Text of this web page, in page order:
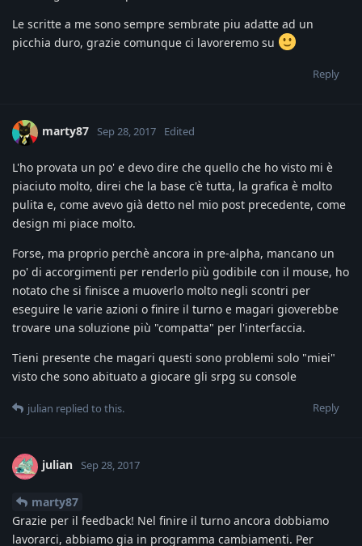
Le scritte a me sono sempre sembrate piu adatte ad un
picchia duro, grazie comunque ci lavoreremo su
Reply
marty87 Sep 28, 2017 Edited
L'ho provata un po' e devo dire che quello che ho visto mi è
piaciuto molto, direi che la base c'è tutta, la grafica è molto
pulita e, come avevo già detto nel mio post precedente, come
design mi piace molto.
Forse, ma proprio perchè ancora in pre-alpha, mancano un
po' di accorgimenti per renderlo più godibile con il mouse, ho
notato che si finisce a muoverlo molto negli scontri per
eseguire le varie azioni o finire il turno e magari gioverebbe
trovare una soluzione più "compatta" per l'interfaccia.
Tieni presente che magari questi sono problemi solo "miei"
visto che sono abituato a giocare gli srpg su console
Reply
julian replied to this.
julian Sep 28, 2017
marty87
Grazie per il feedback! Nel finire il turno ancora dobbiamo
lavorarci, abbiamo gia in programma cambiamenti. Per